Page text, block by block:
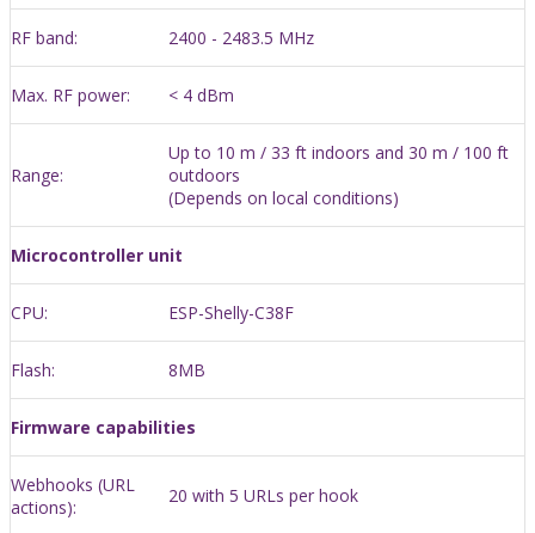
RF band: 2400 - 2483.5 MHz
Max. RF power: < 4 dBm
Range:
Up to 10 m / 33 ft indoors and 30 m / 100 ft
outdoors
(Depends on local conditions)
Microcontroller unit
CPU: ESP-Shelly-C38F
Flash: 8MB
Firmware capabilities
Webhooks (URL
actions):
20 with 5 URLs per hook